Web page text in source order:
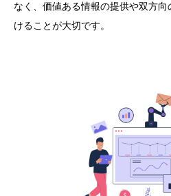
なく、価値ある情報の提供や双方
けることが大切です。